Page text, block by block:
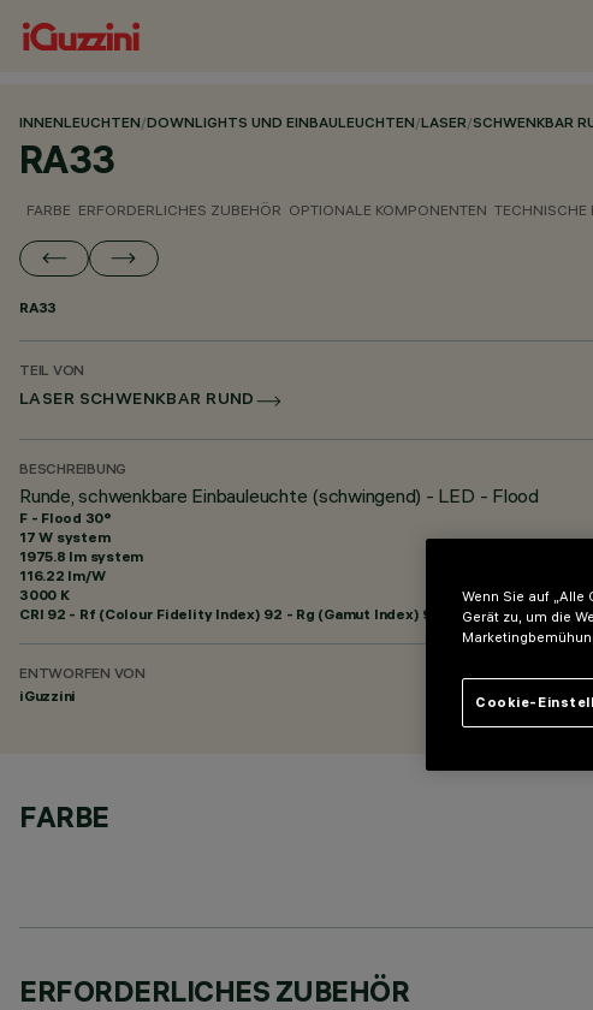
INNENLEUCHTEN/DOWNLIGHTS UND EINBAULEUCHTEN/LASER/SCHWENKBAR
RA33
FARBE ERFORDERLICHES ZUBEHÖR OPTIONALE KOMPONENTEN TECHNISCHE
RA33
TEIL VON
LASER SCHWENKBAR RUND
BESCHREIBUNG
Runde, schwenkbare Einbauleuchte (schwingend) - LED - Flood
F - Flood 30°
17 W system
1975.8 lm system
116.22 lm/W
3000 K
CRI 92 - Rf (Colour Fidelity Index) 92 - Rg (Gamut Index) 99
ENTWORFEN VON
iGuzzini
FARBE
ERFORDERLICHES ZUBEHÖR
Wenn Sie auf
Gerät zu, um die
Cookie-